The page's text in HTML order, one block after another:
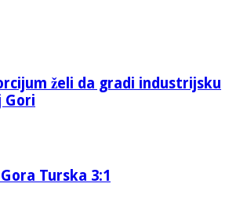
želi da gradi industrijsku
Gori
Turska 3:1